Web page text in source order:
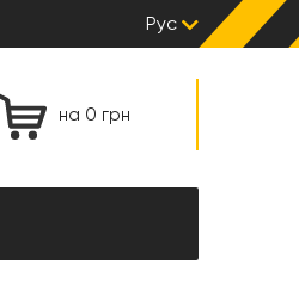
Рус
на 0 грн